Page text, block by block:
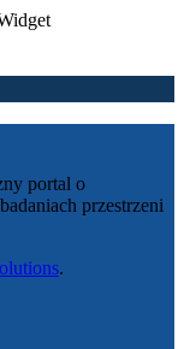
portal o
przestrzeni
.